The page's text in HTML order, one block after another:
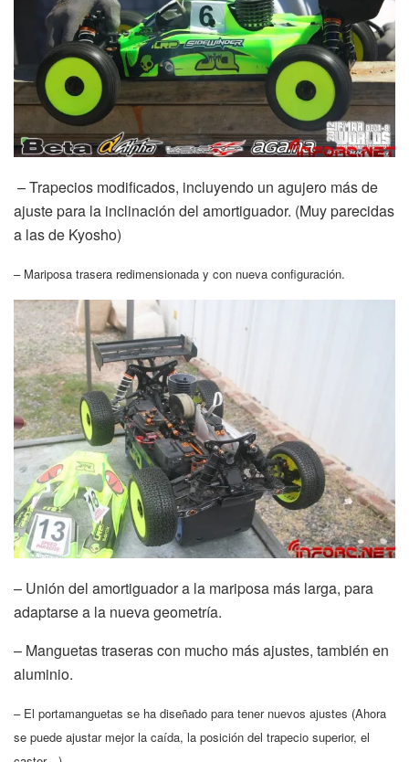
– Trapecios modificados, incluyendo un agujero más de
ajuste para la inclinación del amortiguador. (Muy parecidas
a las de Kyosho)
– Mariposa trasera redimensionada y con nueva configuración.
– Unión del amortiguador a la mariposa más larga, para
adaptarse a la nueva geometría.
– Manguetas traseras con mucho más ajustes, también en
aluminio.
– El portamanguetas se ha diseñado para tener nuevos ajustes (Ahora
se puede ajustar mejor la caída, la posición del trapecio superior, el